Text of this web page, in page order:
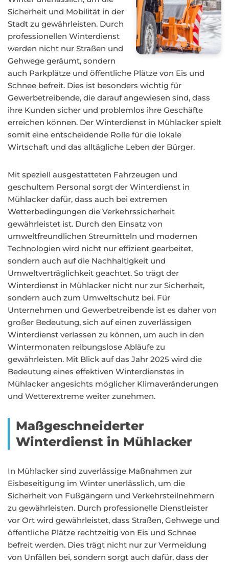
Sicherheit und Mobilität in der
Stadt zu gewährleisten. Durch
professionellen Winterdienst
werden nicht nur Straßen und
Gehwege geräumt, sondern
auch Parkplätze und öffentliche Plätze von Eis und
Schnee befreit. Dies ist besonders wichtig für
Gewerbetreibende, die darauf angewiesen sind, dass
ihre Kunden sicher und problemlos ihre Geschäfte
erreichen können. Der Winterdienst in Mühlacker spielt
somit eine entscheidende Rolle für die lokale
Wirtschaft und das alltägliche Leben der Bürger.
Mit speziell ausgestatteten Fahrzeugen und
geschultem Personal sorgt der Winterdienst in
Mühlacker dafür, dass auch bei extremen
Wetterbedingungen die Verkehrssicherheit
gewährleistet ist. Durch den Einsatz von
umweltfreundlichen Streumitteln und modernen
Technologien wird nicht nur effizient gearbeitet,
sondern auch auf die Nachhaltigkeit und
Umweltverträglichkeit geachtet. So trägt der
Winterdienst in Mühlacker nicht nur zur Sicherheit,
sondern auch zum Umweltschutz bei. Für
Unternehmen und Gewerbetreibende ist es daher von
großer Bedeutung, sich auf einen zuverlässigen
Winterdienst verlassen zu können, um auch in den
Wintermonaten reibungslose Abläufe zu
gewährleisten. Mit Blick auf das Jahr 2025 wird die
Bedeutung eines effektiven Winterdienstes in
Mühlacker angesichts möglicher Klimaveränderungen
und Wetterextreme weiter zunehmen.
Maßgeschneiderter
Winterdienst in Mühlacker
In Mühlacker sind zuverlässige Maßnahmen zur
Eisbeseitigung im Winter unerlässlich, um die
Sicherheit von Fußgängern und Verkehrsteilnehmern
zu gewährleisten. Durch professionelle Dienstleister
vor Ort wird gewährleistet, dass Straßen, Gehwege und
öffentliche Plätze rechtzeitig von Eis und Schnee
befreit werden. Dies trägt nicht nur zur Vermeidung
von Unfällen bei, sondern sorgt auch dafür, dass der